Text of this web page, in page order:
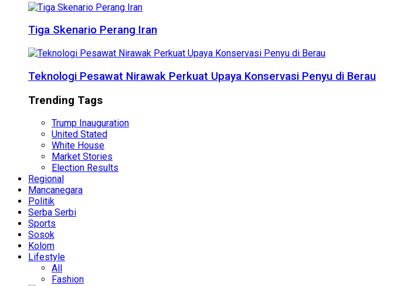
Tiga Skenario Perang Iran
Teknologi Pesawat Nirawak Perkuat Upaya Konservasi Penyu di Berau
Trending Tags
Trump Inauguration
United Stated
White House
Market Stories
Election Results
Regional
Mancanegara
Politik
Serba Serbi
Sports
Sosok
Kolom
Lifestyle
All
Fashion